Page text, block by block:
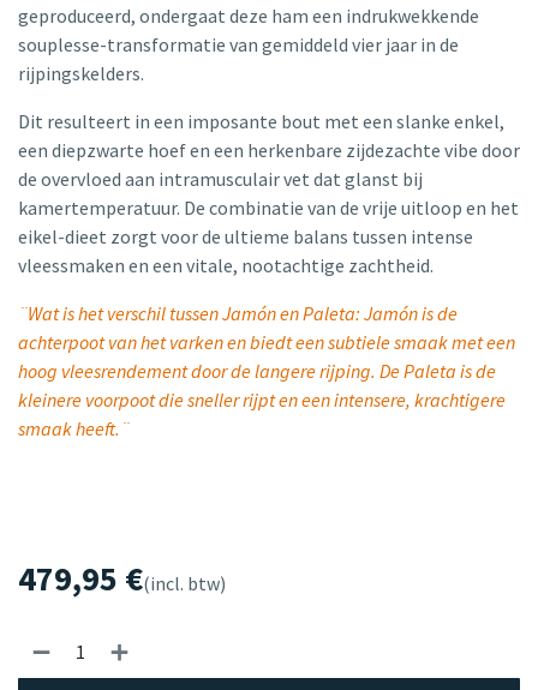
geproduceerd, ondergaat deze ham een indrukwekkende
souplesse-transformatie van gemiddeld vier jaar in de
rijpingskelders.
Dit resulteert in een imposante bout met een slanke enkel,
een diepzwarte hoef en een herkenbare zijdezachte vibe door
de overvloed aan intramusculair vet dat glanst bij
kamertemperatuur. De combinatie van de vrije uitloop en het
eikel-dieet zorgt voor de ultieme balans tussen intense
vleessmaken en een vitale, nootachtige zachtheid.
¨Wat is het verschil tussen Jamón en Paleta: Jamón is de
achterpoot van het varken en biedt een subtiele smaak met een
hoog vleesrendement door de langere rijping. De Paleta is de
kleinere voorpoot die sneller rijpt en een intensere, krachtigere
smaak heeft.¨
479,95 €(incl. btw)